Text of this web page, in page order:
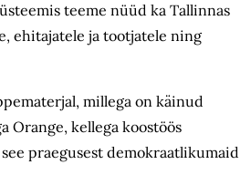
teeme nüüd ka Tallinnas
ehitajatele ja tootjatele ning
millega on käinud
Orange, kellega koostöös
praegusest demokraatlikumaid